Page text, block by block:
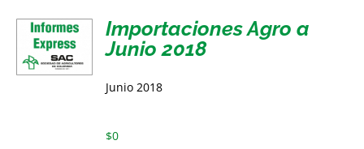
Importaciones Agro a
Junio 2018
Junio 2018
$0